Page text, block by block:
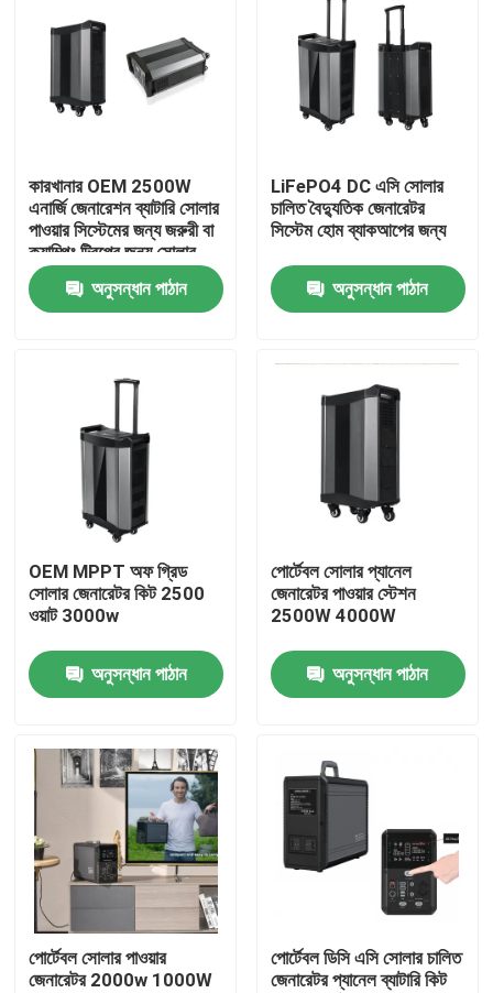
আমাদের সম্পর্কে
কারখানা ভ্রমণ
আমাদের সাথে যোগাযোগ করুন
খবর
সোলার জেনারেটর স্টেশন
পোর্টেবল পাওয়ার স্টেশন জেনারেটর
সোলার প্যানেল জেনারেটর
কারখানার OEM 2500W
এনার্জি জেনারেশন ব্যাটারি সোলার
পাওয়ার সিস্টেমের জন্য জরুরী বা
ক্যাম্পিং ট্রিপের জন্য সোলার
প্যানেল ব্যাটারি
অনুসন্ধান পাঠান
LiFePO4 DC এসি সোলার
চালিত বৈদ্যুতিক জেনারেটর
সিস্টেম হোম ব্যাকআপের জন্য
অনুসন্ধান পাঠান
OEM MPPT অফ গ্রিড
সোলার জেনারেটর কিট 2500
ওয়াট 3000w
অনুসন্ধান পাঠান
পোর্টেবল সোলার প্যানেল
জেনারেটর পাওয়ার স্টেশন
2500W 4000W
অনুসন্ধান পাঠান
পোর্টেবল সোলার পাওয়ার
জেনারেটর 2000w 1000W
পোর্টেবল ডিসি এসি সোলার চালিত
জেনারেটর প্যানেল ব্যাটারি কিট